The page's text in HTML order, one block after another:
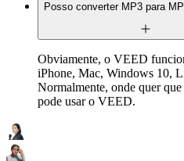
Posso converter MP3 para
Obviamente, o VEED
iPhone, Mac, Windows 10,
Normalmente, onde quer
pode usar o VEED.